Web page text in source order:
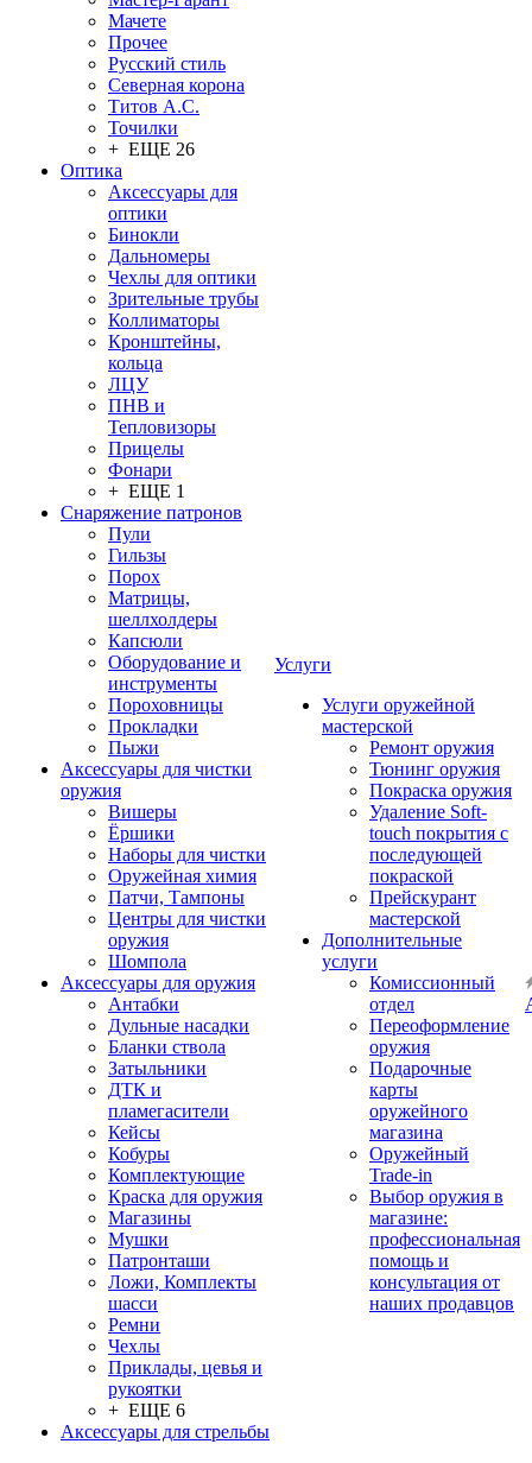
Мачете
Прочее
Русский стиль
Северная корона
Титов А.С.
Точилки
+ ЕЩЕ 26
Оптика
Аксессуары для
оптики
Бинокли
Дальномеры
Чехлы для оптики
Зрительные трубы
Коллиматоры
Кронштейны,
кольца
ЛЦУ
ПНВ и
Тепловизоры
Прицелы
Фонари
+ ЕЩЕ 1
Снаряжение патронов
Пули
Гильзы
Порох
Матрицы,
шеллхолдеры
Капсюли
Оборудование и
инструменты
Пороховницы
Прокладки
Пыжи
Аксессуары для чистки
оружия
Вишеры
Ёршики
Наборы для чистки
Оружейная химия
Патчи, Тампоны
Центры для чистки
оружия
Шомпола
Аксессуары для оружия
Антабки
Дульные насадки
Бланки ствола
Затыльники
ДТК и
пламегасители
Кейсы
Кобуры
Комплектующие
Краска для оружия
Магазины
Мушки
Патронташи
Ложи, Комплекты
шасси
Ремни
Чехлы
Приклады, цевья и
рукоятки
+ ЕЩЕ 6
Аксессуары для стрельбы
Услуги
Услуги оружейной
мастерской
Ремонт оружия
Тюнинг оружия
Покраска оружия
Удаление Soft-
touch покрытия с
последующей
покраской
Прейскурант
мастерской
Дополнительные
услуги
Комиссионный
отдел
Переоформление
оружия
Подарочные
карты
оружейного
магазина
Оружейный
Trade-in
Выбор оружия в
магазине:
профессиональная
помощь и
консультация от
наших продавцов